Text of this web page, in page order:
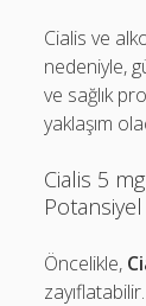
Cialis ve
nedeniyle,
ve sağlık
yaklaşım
Cialis 5
Öncelikle,